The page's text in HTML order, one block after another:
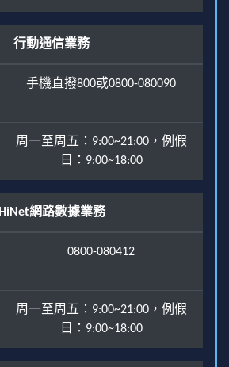
行動通信業務
手機直撥800或0800-080090
周一至周五：9:00~21:00，例假
日：9:00~18:00
HiNet網路數據業務
0800-080412
周一至周五：9:00~21:00，例假
日：9:00~18:00